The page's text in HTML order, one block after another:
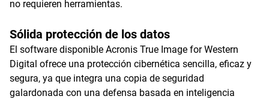
no requieren herramientas.
Sólida protección de los datos
El software disponible Acronis True Image for Western
Digital ofrece una protección cibernética sencilla, eficaz y
segura, ya que integra una copia de seguridad
galardonada con una defensa basada en inteligencia